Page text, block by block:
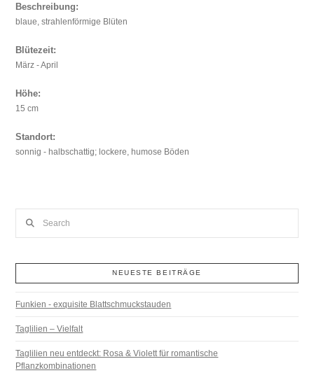
Beschreibung:
blaue, strahlenförmige Blüten
Blütezeit:
März - April
Höhe:
15 cm
Standort:
sonnig - halbschattig; lockere, humose Böden
NEUESTE BEITRÄGE
Funkien - exquisite Blattschmuckstauden
Taglilien – Vielfalt
Taglilien neu entdeckt: Rosa & Violett für romantische
Pflanzkombinationen